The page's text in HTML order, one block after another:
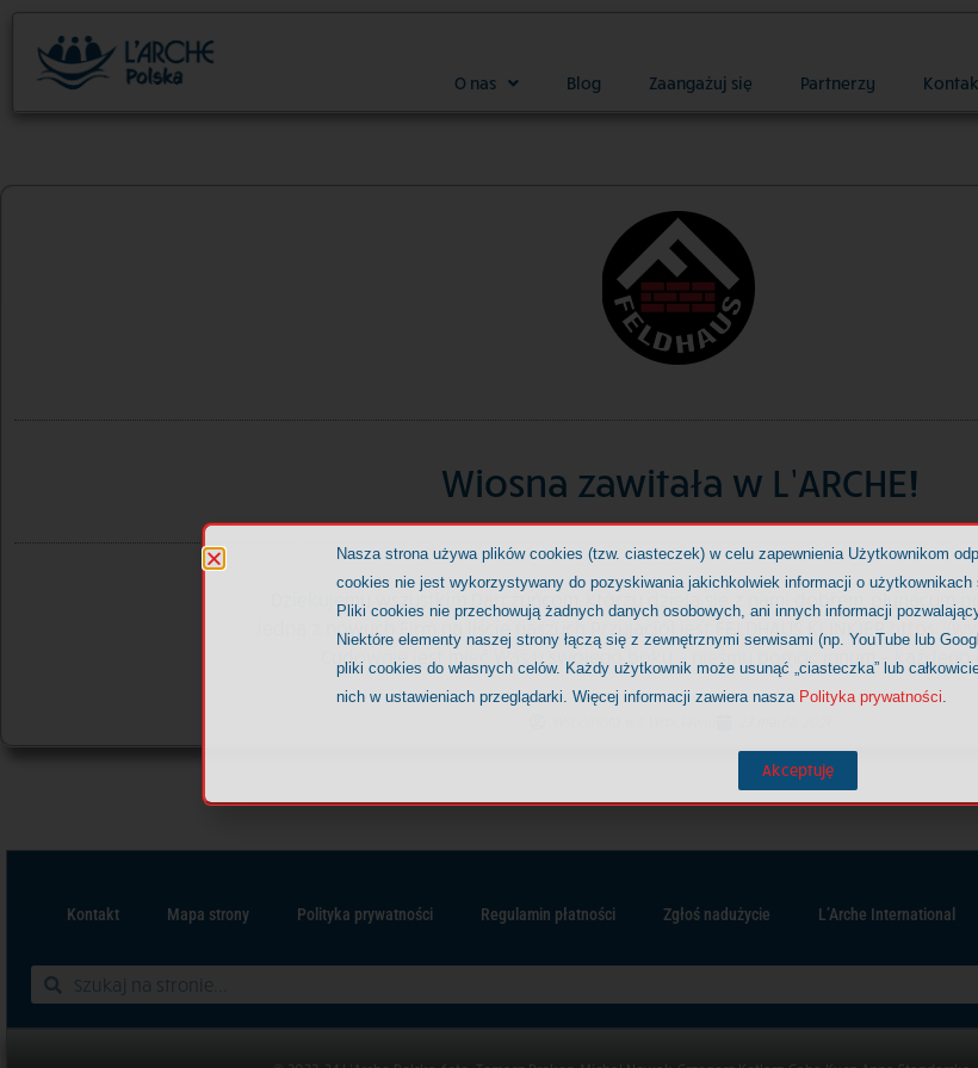
O nas Blog Zaangażuj się Partnerzy
Wiosna zawitała w L’ARCHE!
Dziękujemy wszystkim Darczyńcom, którzy dzielą się z nami dobrem, płynącym
Jedną z nowych Firm na liście naszych Przyjaciół jest FELDHAUS KLINKIER https://
Cudownie jest mieć Was u swojego boku – nieśmy pomoc innym – każdego
Kontakt Mapa strony Polityka prywatności Regulamin płatności Zgłoś nadużycie L’Arche International
Nasza strona używa plików cookies (tzw. ciasteczek) w celu zapewnienia Użytkownikom
cookies nie jest wykorzystywany do pozyskiwania jakichkolwiek informacji o
Pliki cookies nie przechowują żadnych danych osobowych, ani innych informacji
Niektóre elementy naszej strony łączą się z zewnętrznymi serwisami (np. YouTube lub
pliki cookies do własnych celów. Każdy użytkownik może usunąć „ciasteczka” lub
nich w ustawieniach przeglądarki. Więcej informacji zawiera nasza Polityka prywatności.
Akceptuję